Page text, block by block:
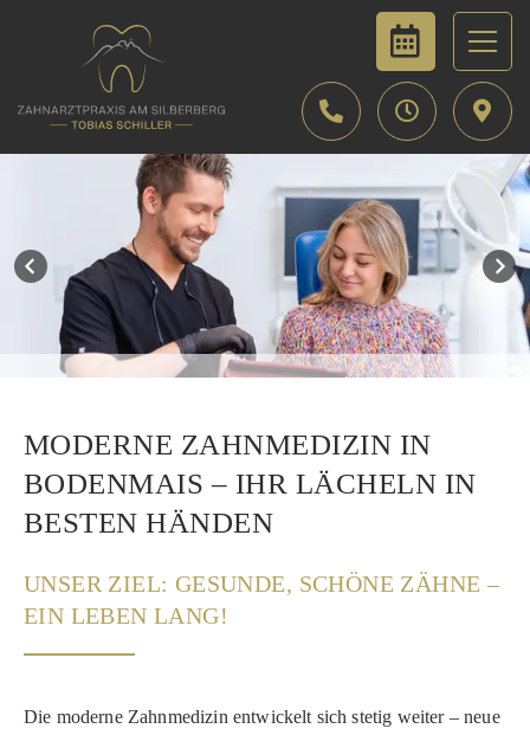
MODERNE ZAHNMEDIZIN IN
BODENMAIS – IHR LÄCHELN IN
BESTEN HÄNDEN
UNSER ZIEL: GESUNDE, SCHÖNE ZÄHNE –
EIN LEBEN LANG!
Die moderne Zahnmedizin entwickelt sich stetig weiter – neue